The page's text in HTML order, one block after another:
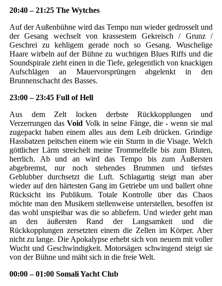
20:40 – 21:25 The Wytches
Auf der Außenbühne wird das Tempo nun wieder gedrosselt und
der Gesang wechselt von krassestem Gekreisch / Grunz /
Geschrei zu kehligem gerade noch so Gesang. Wuschelige
Haare wirbeln auf der Bühne zu wuchtigen Blues Riffs und die
Soundspirale zieht einen in die Tiefe, gelegentlich von knackigen
Aufschlägen an Mauervorsprüngen abgelenkt in den
Brunnenschacht des Basses.
23:00 – 23:45 Full of Hell
Aus dem Zelt locken derbste Rückkopplungen und
Verzerrungen dasVoid Volk in seine Fänge, die - wenn sie mal
zugepackt haben einem alles aus dem Leib drücken. Grindige
Hassbatzen peitschen einem wie ein Sturm in die Visage. Welch
göttlicher Lärm streichelt meine Trommelfelle bis zum Bluten,
herrlich. Ab und an wird das Tempo bis zum Äußersten
abgebremst, nur noch stehendes Brummen und tiefstes
Geblubber durchsetzt die Luft. Schlagartig steigt man aber
wieder auf den härtesten Gang im Getriebe um und ballert ohne
Rücksicht ins Publikum. Totale Kontrolle über das Chaos
möchte man den Musikern stellenweise unterstellen, besoffen ist
das wohl unspielbar was die so abliefern. Und wieder geht man
an den äußersten Rand der Langsamkeit und die
Rückkopplungen zersetzten einem die Zellen im Körper. Aber
nicht zu lange. Die Apokalypse erhebt sich von neuem mit voller
Wucht und Geschwindigkeit. Motorsägen schwingend steigt sie
von der Bühne und mäht sich in die freie Welt.
00:00 – 01:00 Somali Yacht Club